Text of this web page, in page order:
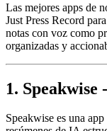
Las mejores apps de
Just Press Record
notas con voz como
organizadas y
1.
Speakwise es una